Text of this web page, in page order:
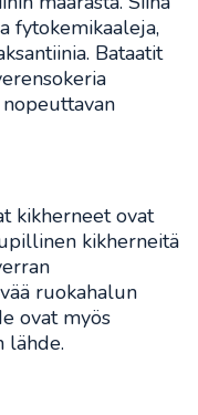
fytokemikaaleja,
Bataatit
kikherneet ovat
kikherneitä
ruokahalun
ovat myös
lähde.